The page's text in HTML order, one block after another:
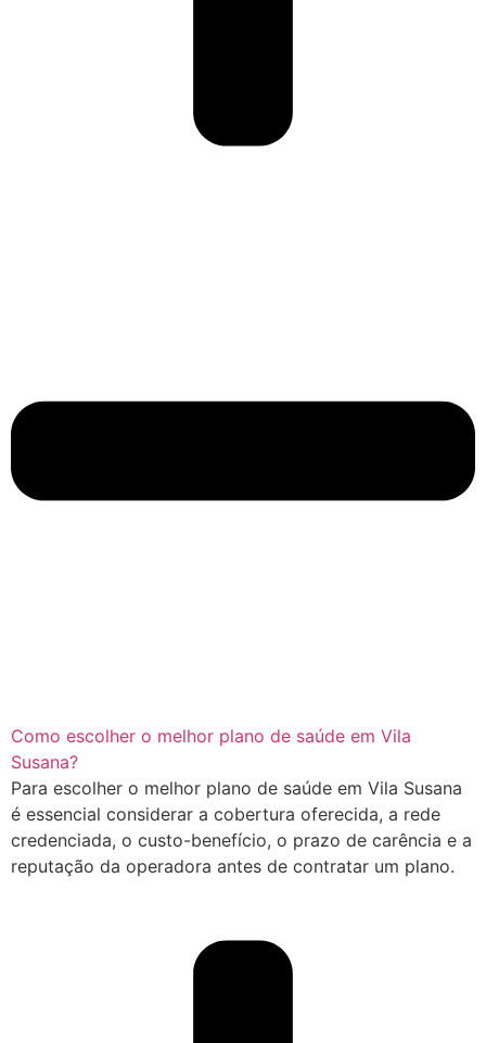
Como escolher o melhor plano de saúde em Vila
Susana?
Para escolher o melhor plano de saúde em Vila Susana
é essencial considerar a cobertura oferecida, a rede
credenciada, o custo-benefício, o prazo de carência e a
reputação da operadora antes de contratar um plano.